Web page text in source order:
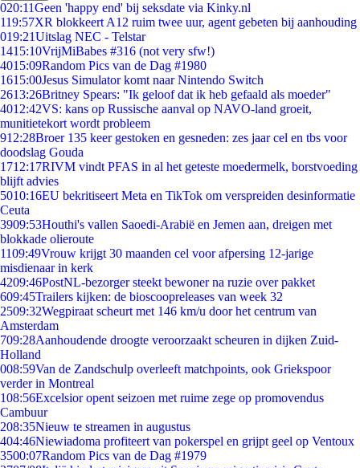
020:11Geen 'happy end' bij seksdate via Kinky.nl
119:57XR blokkeert A12 ruim twee uur, agent gebeten bij aanhouding
019:21Uitslag NEC - Telstar
1415:10VrijMiBabes #316 (not very sfw!)
4015:09Random Pics van de Dag #1980
1615:00Jesus Simulator komt naar Nintendo Switch
2613:26Britney Spears: "Ik geloof dat ik heb gefaald als moeder"
4012:42VS: kans op Russische aanval op NAVO-land groeit,
munitietekort wordt probleem
912:28Broer 135 keer gestoken en gesneden: zes jaar cel en tbs voor
doodslag Gouda
1712:17RIVM vindt PFAS in al het geteste moedermelk, borstvoeding
blijft advies
5010:16EU bekritiseert Meta en TikTok om verspreiden desinformatie
Ceuta
3909:53Houthi's vallen Saoedi-Arabië en Jemen aan, dreigen met
blokkade olieroute
1109:49Vrouw krijgt 30 maanden cel voor afpersing 12-jarige
misdienaar in kerk
4209:46PostNL-bezorger steekt bewoner na ruzie over pakket
609:45Trailers kijken: de bioscoopreleases van week 32
2509:32Wegpiraat scheurt met 146 km/u door het centrum van
Amsterdam
709:28Aanhoudende droogte veroorzaakt scheuren in dijken Zuid-
Holland
008:59Van de Zandschulp overleeft matchpoints, ook Griekspoor
verder in Montreal
108:56Excelsior opent seizoen met ruime zege op promovendus
Cambuur
208:35Nieuw te streamen in augustus
404:46Niewiadoma profiteert van pokerspel en grijpt geel op Ventoux
3500:07Random Pics van de Dag #1979